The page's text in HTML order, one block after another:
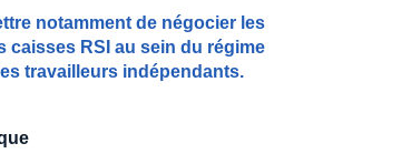
notamment de négocier les
RSI au sein du régime
travailleurs indépendants.